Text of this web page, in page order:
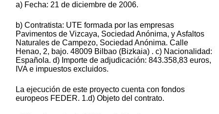
a) Fecha: 21 de diciembre de 2006.
b) Contratista: UTE formada por las empresas
Pavimentos de Vizcaya, Sociedad Anónima, y Asfaltos
Naturales de Campezo, Sociedad Anónima. Calle
Henao, 2, bajo. 48009 Bilbao (Bizkaia) . c) Nacionalidad:
Española. d) Importe de adjudicación: 843.358,83 euros,
IVA e impuestos excluidos.
La ejecución de este proyecto cuenta con fondos
europeos FEDER. 1.d) Objeto del contrato.